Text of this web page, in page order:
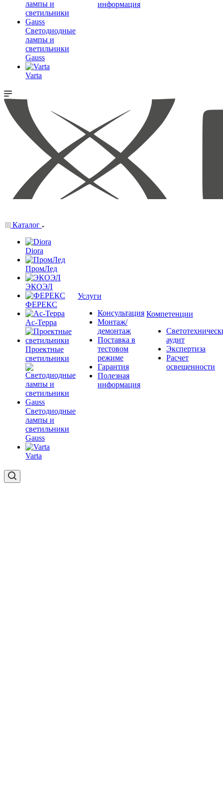
Светодиодные
лампы и
светильники
Gauss
Varta
информация
Каталог
Diora
ПромЛед
ЭКОЭЛ
ФЕРЕКС
Ас-Терра
Проектные
светильники
Светодиодные
лампы и
светильники
Gauss
Varta
Услуги
Консультация
Монтаж/
демонтаж
Поставка в
тестовом
режиме
Гарантия
Полезная
информация
Компетенции
аудит
Экспертиза
Расчет
освещенности